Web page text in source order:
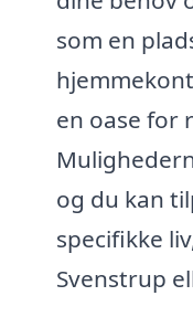
som en
en oase for
og du kan
specifikke
Svenstrup